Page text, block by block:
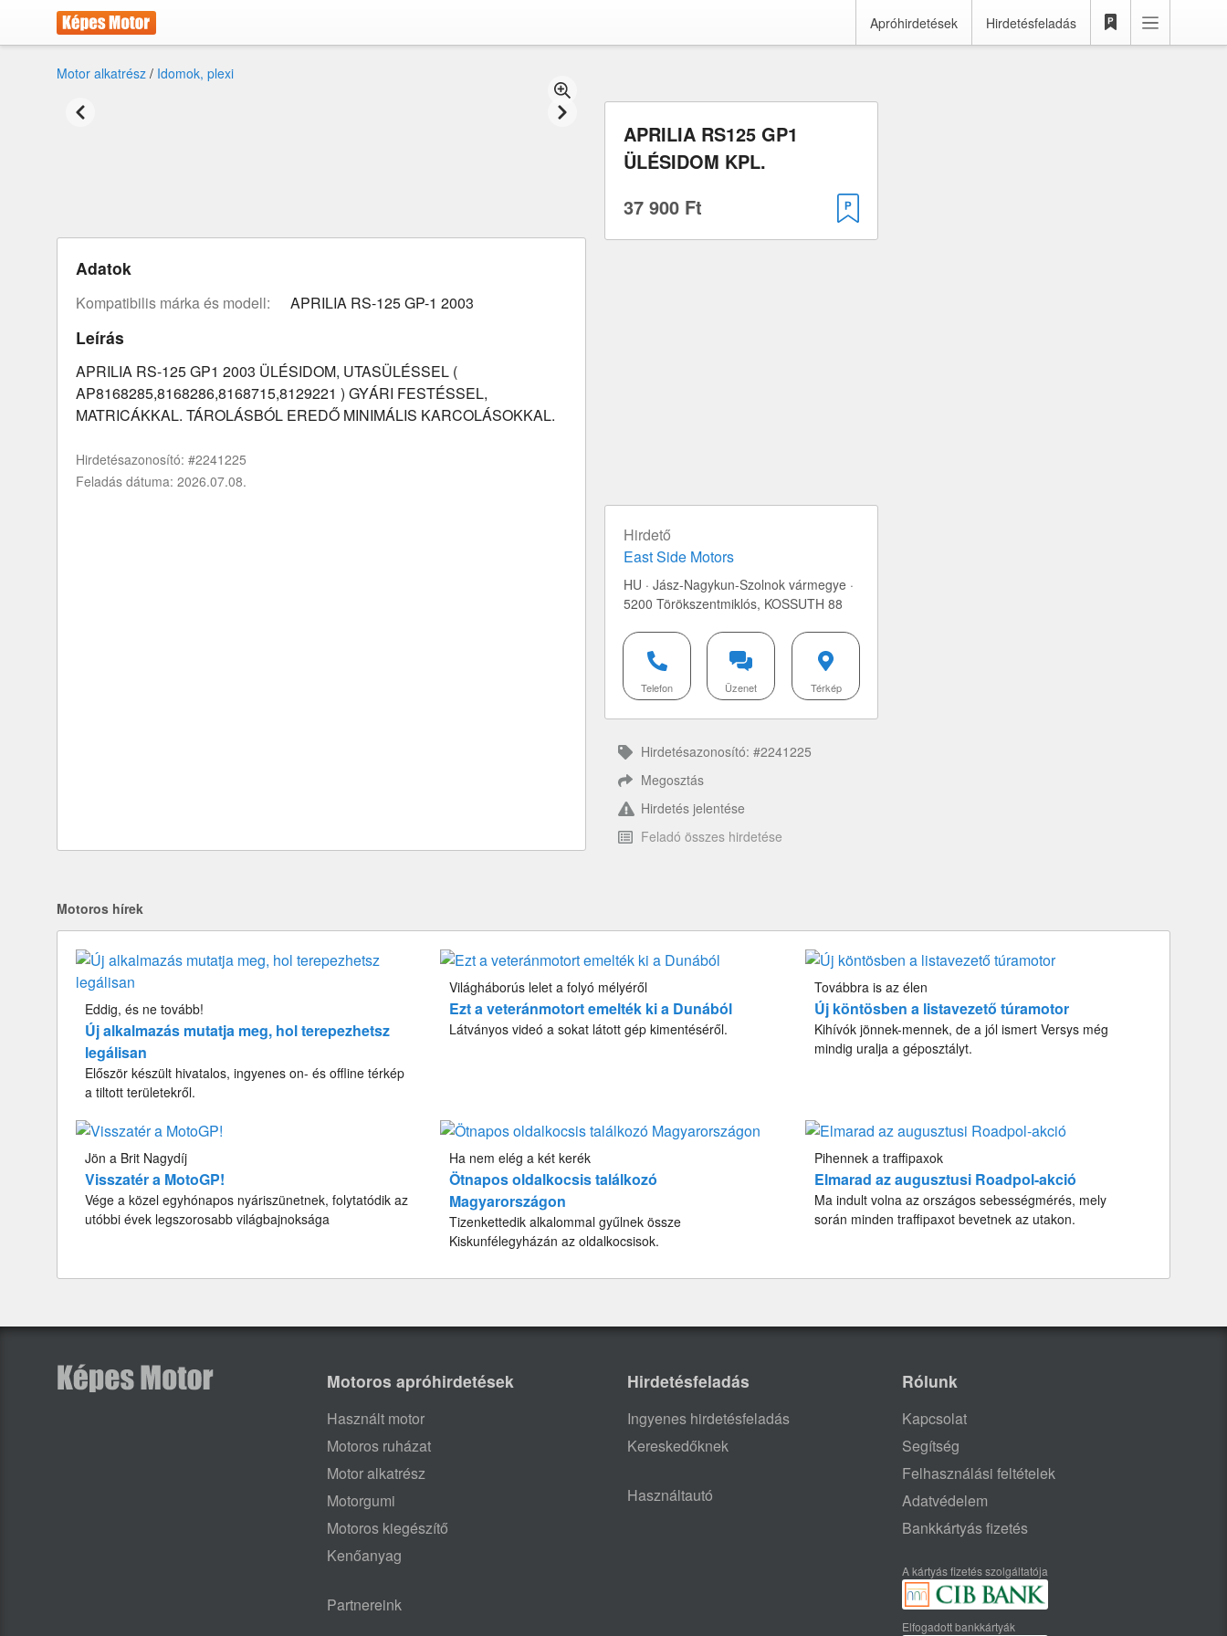
Apróhirdetések Hirdetésfeladás
Motor alkatrész / Idomok, plexi
APRILIA RS125 GP1
ÜLÉSIDOM KPL.
37 900 Ft
Hirdető
East Side Motors
HU · Jász-Nagykun-Szolnok vármegye ·
5200 Törökszentmiklós, KOSSUTH 88
Telefon Üzenet Térkép
Hirdetésazonosító: #2241225
Megosztás
Hirdetés jelentése
Feladó összes hirdetése
Adatok
Kompatibilis márka és modell: APRILIA RS-125 GP-1 2003
Leírás
APRILIA RS-125 GP1 2003 ÜLÉSIDOM, UTASÜLÉSSEL (
AP8168285,8168286,8168715,8129221 ) GYÁRI FESTÉSSEL,
MATRICÁKKAL. TÁROLÁSBÓL EREDŐ MINIMÁLIS KARCOLÁSOKKAL.
Hirdetésazonosító: #2241225
Feladás dátuma: 2026.07.08.
Motoros hírek
Eddig, és ne tovább!
Új alkalmazás mutatja meg, hol terepezhetsz
legálisan
Először készült hivatalos, ingyenes on- és offline térkép
a tiltott területekről.
Világháborús lelet a folyó mélyéről
Ezt a veteránmotort emelték ki a Dunából
Látványos videó a sokat látott gép kimentéséről.
Továbbra is az élen
Új köntösben a listavezető túramotor
Kihívók jönnek-mennek, de a jól ismert Versys még
mindig uralja a géposztályt.
Jön a Brit Nagydíj
Visszatér a MotoGP!
Vége a közel egyhónapos nyáriszünetnek, folytatódik az
utóbbi évek legszorosabb világbajnoksága
Ha nem elég a két kerék
Ötnapos oldalkocsis találkozó
Magyarországon
Tizenkettedik alkalommal gyűlnek össze
Kiskunfélegyházán az oldalkocsisok.
Pihennek a traffipaxok
Elmarad az augusztusi Roadpol-akció
Ma indult volna az országos sebességmérés, mely
során minden traffipaxot bevetnek az utakon.
Motoros apróhirdetések
Használt motor
Motoros ruházat
Motor alkatrész
Motorgumi
Motoros kiegészítő
Kenőanyag
Partnereink
Hirdetésfeladás
Ingyenes hirdetésfeladás
Kereskedőknek
Használtautó
Rólunk
Kapcsolat
Segítség
Felhasználási feltételek
Adatvédelem
Bankkártyás fizetés
A kártyás fizetés szolgáltatója
Elfogadott bankkártyák